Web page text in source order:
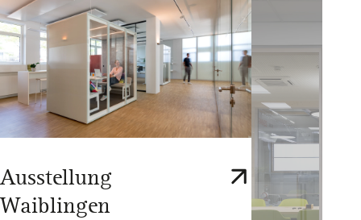
Ausstellung
Waiblingen